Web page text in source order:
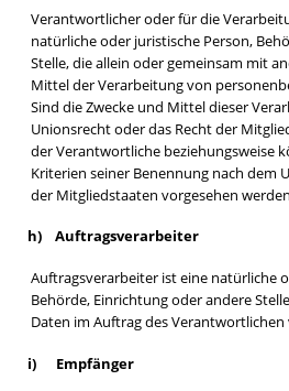
Verantwortlicher oder für die
natürliche oder juristische Person,
Stelle, die allein oder gemeinsam mit
Mittel der Verarbeitung von
Sind die Zwecke und Mittel dieser
Unionsrecht oder das Recht der
der Verantwortliche beziehungsweise
Kriterien seiner Benennung nach dem
der Mitgliedstaaten vorgesehen
h) Auftragsverarbeiter
Auftragsverarbeiter ist eine natürliche
Behörde, Einrichtung oder andere
Daten im Auftrag des
i) Empfänger